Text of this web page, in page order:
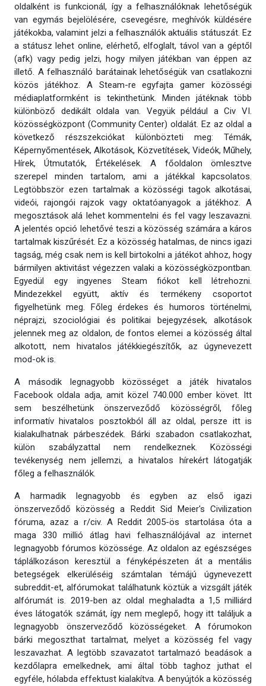
oldalként is funkcionál, így a felhasználóknak lehetőségük
van egymás bejelölésére, csevegésre, meghívók küldésére
játékokba, valamint jelzi a felhasználók aktuális státuszát. Ez
a státusz lehet online, elérhető, elfoglalt, távol van a géptől
(afk) vagy pedig jelzi, hogy milyen játékban van éppen az
illető. A felhasználó barátainak lehetőségük van csatlakozni
közös játékhoz. A Steam-re egyfajta gamer közösségi
médiaplatformként is tekinthetünk. Minden játéknak több
különböző dedikált oldala van. Vegyük például a Civ VI.
közösségközpont (Community Center) oldalát. Ez az oldal a
következő részszekciókat különbözteti meg: Témák,
Képernyőmentések, Alkotások, Közvetítések, Videók, Műhely,
Hírek, Útmutatók, Értékelések. A főoldalon ömlesztve
szerepel minden tartalom, ami a játékkal kapcsolatos.
Legtöbbször ezen tartalmak a közösségi tagok alkotásai,
videói, rajongói rajzok vagy oktatóanyagok a játékhoz. A
megosztások alá lehet kommentelni és fel vagy leszavazni.
A jelentés opció lehetővé teszi a közösség számára a káros
tartalmak kiszűrését. Ez a közösség hatalmas, de nincs igazi
tagság, még csak nem is kell birtokolni a játékot ahhoz, hogy
bármilyen aktivitást végezzen valaki a közösségközpontban.
Egyedül egy ingyenes Steam fiókot kell létrehozni.
Mindezekkel együtt, aktív és termékeny csoportot
figyelhetünk meg. Főleg érdekes és humoros történelmi,
néprajzi, szociológiai és politikai bejegyzések, alkotások
jelennek meg az oldalon, de fontos elemei a közösség által
alkotott, nem hivatalos játékkiegészítők, az úgynevezett
mod-ok is.
A második legnagyobb közösséget a játék hivatalos
Facebook oldala adja, amit közel 740.000 ember követ. Itt
sem beszélhetünk önszerveződő közösségről, főleg
informatív hivatalos posztokból áll az oldal, persze itt is
kialakulhatnak párbeszédek. Bárki szabadon csatlakozhat,
külön szabályzattal nem rendelkeznek. Közösségi
tevékenység nem jellemzi, a hivatalos hírekért látogatják
főleg a felhasználók.
A harmadik legnagyobb és egyben az első igazi
önszerveződő közösség a Reddit Sid Meier's Civilization
fóruma, azaz a r/civ. A Reddit 2005-ös startolása óta a
maga 330 millió átlag havi felhasználójával az internet
legnagyobb fórumos közössége. Az oldalon az egészséges
táplálkozáson keresztül a fényképészeten át a mentális
betegségek elkerüléséig számtalan témájú úgynevezett
subreddit-et, alfórumokat találhatunk köztük a vizsgált játék
alfórumát is. 2019-ben az oldal meghaladta a 1,5 milliárd
éves látogatók számát, így nem meglepő, hogy itt találjuk a
legnagyobb önszerveződő közösségeket. A fórumokon
bárki megoszthat tartalmat, melyet a közösség fel vagy
leszavazhat. A legtöbb szavazatot tartalmazó beadások a
kezdőlapra emelkednek, ami által több taghoz juthat el
egyféle, hólabda effektust kialakítva. A benyújtók a közösség